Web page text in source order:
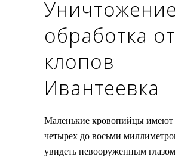
обработка от
клопов
Ивантеевка
Маленькие кровопийцы имеют
четырех до восьми
увидеть невооруженным